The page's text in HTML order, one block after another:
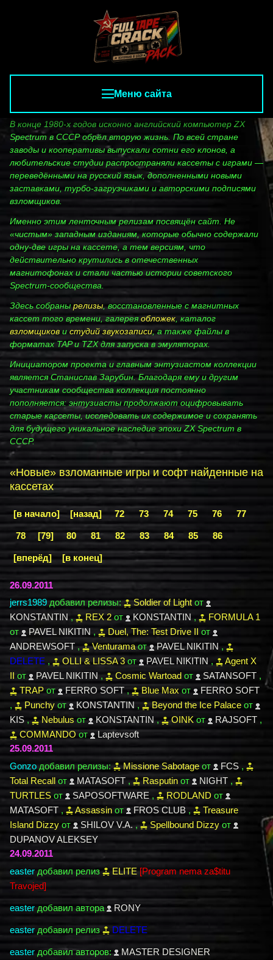
Меню сайта
В конце 1980‑х годов исконно английский компьютер ZX
Spectrum в СССР обрёл вторую жизнь. По всей стране
заводы и кооперативы выпускали сотни его клонов, а
любительские студии распространяли кассеты с играми —
переведёнными на русский язык, дополненными новыми
заставками, турбо‑загрузчиками и авторскими подписями
взломщиков.
Именно этим ленточным релизам посвящён сайт. Не
«чистым» западным изданиям, которые обычно содержали
одну‑две игры на кассете, а тем версиям, что
действительно крутились в отечественных
магнитофонах и стали частью истории советского
Spectrum‑сообщества.
Здесь собраны релизы , восстановленные с магнитных
кассет того времени, галереяобложек , каталог
взломщиков и студий звукозаписи, а также файлы в
форматах TAP и TZX для запуска в эмуляторах.
Инициатором проекта и главным энтузиастом коллекции
является Станислав Зарубин. Благодаря ему и другим
участникам сообщества коллекция постоянно
пополняется: энтузиасты продолжают оцифровывать
старые кассеты, исследовать их содержимое и сохранять
для будущего уникальное наследие эпохи ZX Spectrum в
СССР.
«Новые» взломанные игры и софт найденные на
кассетах
[в начало] [назад] 72 73 74 75 76 77
78 [79] 80 81 82 83 84 85 86
[вперёд] [в конец]
26.09.2011
jerrs1989добавил релизы: Soldier of Light от
KONSTANTIN , REX 2 от KONSTANTIN ,
FORMULA 1
от
PAVEL NIKITIN , Duel, The: Test Drive II от
ANDREWSOFT , Venturamaот PAVEL NIKITIN ,
DELETE , OLLI & LISSA 3 от PAVEL NIKITIN ,
Agent X
II от PAVEL NIKITIN , Cosmic Wartoad от SATANSOFT ,
TRAP от FERRO SOFT , Blue Max от
FERRO SOFT
,
Punchy от KONSTANTIN , Beyond the Ice Palace от
KIS , Nebulusот KONSTANTIN , OINK от RAJSOFT ,
COMMANDOот
Laptevsoft
25.09.2011
Gonzo добавил релизы: Missione Sabotage от FCS ,
Total Recall от MATASOFT , Rasputin от NIGHT ,
TURTLES от SAPOSOFTWARE , RODLAND от
MATASOFT , Assassin от FROS CLUB ,
Treasure
Island Dizzy от SHILOV V.A. , Spellbound Dizzy от
DUPANOV ALEKSEY
24.09.2011
easter добавил релиз ELITE [Program nema za$titu
Travojed]
easter добавил автора RONY
easter добавил релиз DELETE
easter добавил авторов:
MASTER DESIGNER